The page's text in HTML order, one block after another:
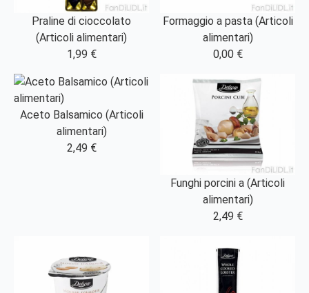
Praline di cioccolato
(Articoli alimentari)
1,99 €
Formaggio a pasta (Articoli
alimentari)
0,00 €
Aceto Balsamico (Articoli
alimentari)
2,49 €
Funghi porcini a (Articoli
alimentari)
2,49 €